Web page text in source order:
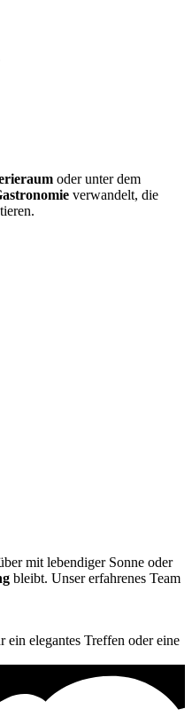
oder unter dem
verwandelt, die
mit lebendiger Sonne oder
bleibt. Unser erfahrenes Team